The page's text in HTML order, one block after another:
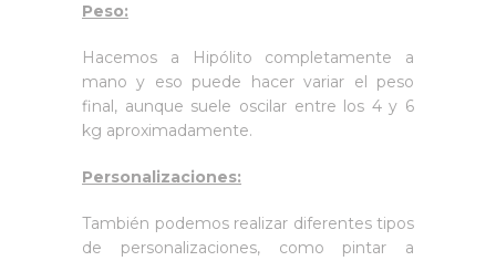
Peso:
Hacemos a Hipólito completamente a
mano y eso puede hacer variar el peso
final, aunque suele oscilar entre los 4 y 6
kg aproximadamente.
Personalizaciones:
También podemos realizar diferentes tipos
de personalizaciones, como pintar a